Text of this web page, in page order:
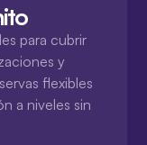
para cubrir
y
flexibles
a niveles sin